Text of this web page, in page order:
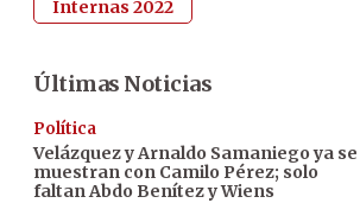
Internas 2022
Últimas Noticias
Política
Velázquez y Arnaldo Samaniego ya se
muestran con Camilo Pérez; solo
faltan Abdo Benítez y Wiens